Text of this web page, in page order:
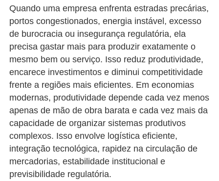
Quando uma empresa enfrenta estradas precárias,
portos congestionados, energia instável, excesso
de burocracia ou insegurança regulatória, ela
precisa gastar mais para produzir exatamente o
mesmo bem ou serviço. Isso reduz produtividade,
encarece investimentos e diminui competitividade
frente a regiões mais eficientes. Em economias
modernas, produtividade depende cada vez menos
apenas de mão de obra barata e cada vez mais da
capacidade de organizar sistemas produtivos
complexos. Isso envolve logística eficiente,
integração tecnológica, rapidez na circulação de
mercadorias, estabilidade institucional e
previsibilidade regulatória.